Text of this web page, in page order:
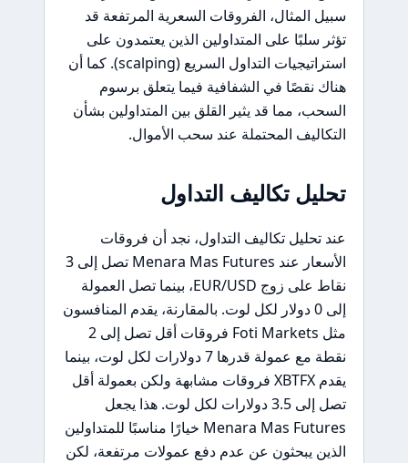
سبيل المثال، الفروقات السعرية المرتفعة قد
تؤثر سلبًا على المتداولين الذين يعتمدون على
استراتيجيات التداول السريع (scalping). كما أن
هناك نقصًا في الشفافية فيما يتعلق برسوم
السحب، مما قد يثير القلق بين المتداولين بشأن
التكاليف المحتملة عند سحب الأموال.
تحليل تكاليف التداول
عند تحليل تكاليف التداول، نجد أن فروقات
الأسعار عند Menara Mas Futures تصل إلى 3
نقاط على زوج EUR/USD، بينما تصل العمولة
إلى 0 دولار لكل لوت. بالمقارنة، يقدم المنافسون
مثل Foti Markets فروقات أقل تصل إلى 2
نقطة مع عمولة قدرها 7 دولارات لكل لوت، بينما
يقدم XBTFX فروقات مشابهة ولكن بعمولة أقل
تصل إلى 3.5 دولارات لكل لوت. هذا يجعل
Menara Mas Futures خيارًا مناسبًا للمتداولين
الذين يبحثون عن عدم دفع عمولات مرتفعة، لكن